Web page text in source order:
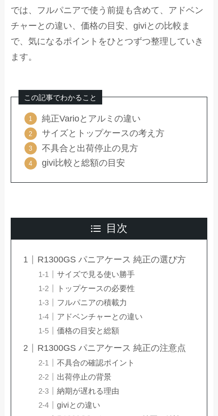
では、フルパニアで使う前提も含めて、アドベン
チャーとの違い、価格の目安、giviとの比較ま
で、気になるポイントをひとつずつ整理していき
ます。
この記事でわかること
純正Varioとアルミの違い
サイズとトップケースの考え方
不具合と出荷停止の見方
givi比較と総額の目安
目次
R1300GS パニアケース 純正の選び方
サイズで見る使い勝手
トップケースの必要性
フルパニアの積載力
アドベンチャーとの違い
価格の目安と総額
R1300GS パニアケース 純正の注意点
不具合の確認ポイント
出荷停止の背景
納期が遅れる理由
giviとの違い